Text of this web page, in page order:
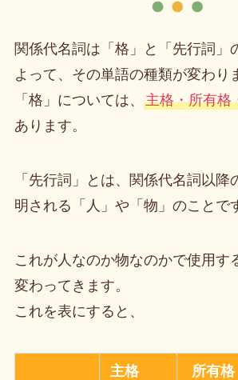
関係代名詞は「格」と「先行詞」
よって、その単語の種類が変わり
「格」については、 主格・所有格
あります。
「先行詞」とは、関係代名詞以降
明される「人」や「物」のことで
これが人なのか物なのかで使用す
変わってきます。
これを表にすると、
主格 所有格